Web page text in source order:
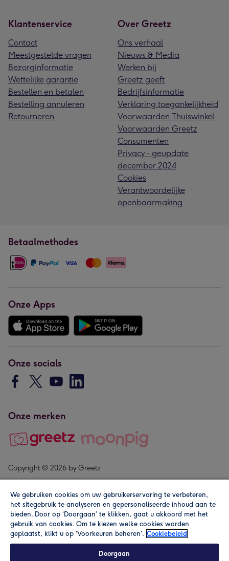
Klantenservice
Contact
Meestgestelde vragen
Bezorginformatie
Wettelijke garantie
Bestellen en betalen
Bestelling annuleren
Retourneren
Over Greetz
Ons verhaal
Nieuws & Media
Werken bij
Greetz geeft
Bedrijfsinformatie
Verklaring toegankelijkheid
Voorwaarden Thuiswinkel
Voorwaarden Greetz
Consumenten
Privacy - geupdate
december 2024
Cookies
Verantwoordelijke
openbaarmaking
Betaalmethodes
Onze Apps
Onze socials
Onze merken
Copyright © 2026 by Greetz
Alle prijzen zijn inclusief btw en andere heffingen. Lees de
We gebruiken cookies om uw gebruikerservaring te verbeteren,
het sitegebruik te analyseren en gepersonaliseerde inhoud aan te
bieden. Door op ‘Doorgaan’ te klikken, gaat u akkoord met het
gebruik van cookies. Om te kiezen welke cookies worden
geplaatst, klikt u op 'Voorkeuren beheren'. Cookiebeleid
Doorgaan